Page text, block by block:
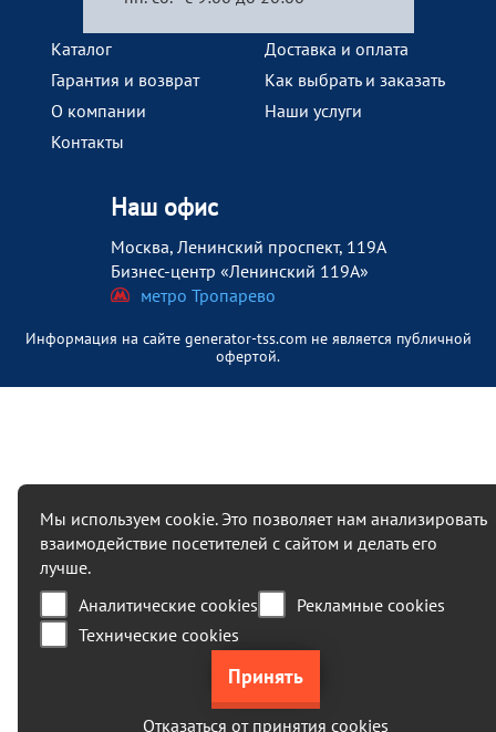
Каталог
Доставка и оплата
Гарантия и возврат
Как выбрать и заказать
О компании
Наши услуги
Контакты
Наш офис
Москва, Ленинский проспект, 119А
Бизнес-центр «Ленинский 119А»
метро Тропарево
Информация на сайте generator-tss.com не является публичной
офертой.
Мы используем cookie. Это позволяет нам анализировать
взаимодействие посетителей с сайтом и делать его
лучше.
Аналитические cookies
Рекламные cookies
Технические cookies
Отказаться от принятия cookies